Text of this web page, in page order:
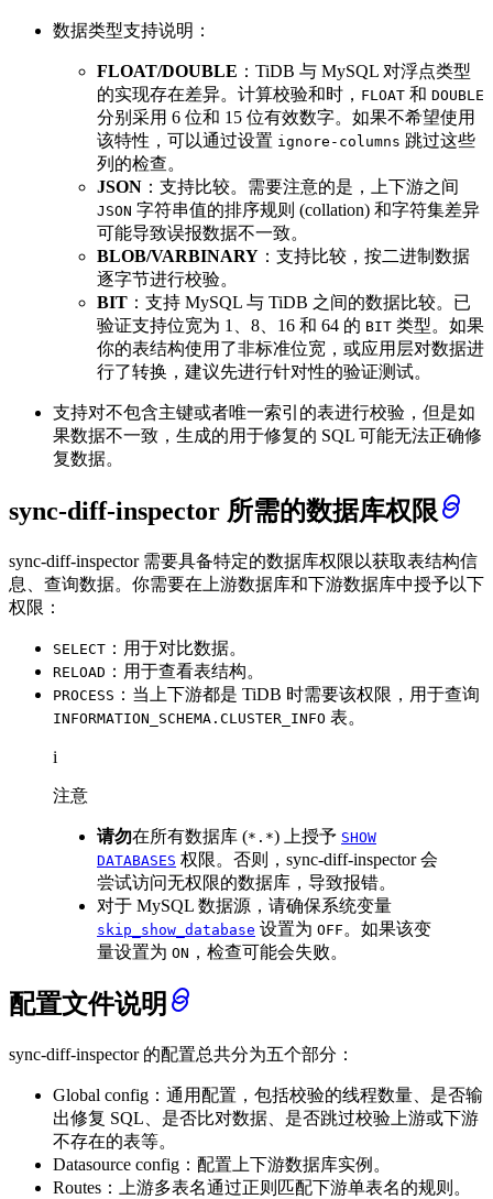
数据类型支持说明：
FLOAT/DOUBLE ：TiDB 与 MySQL 对浮点类型
的实现存在差异。计算校验和时， FLOAT 和 DOUBLE
分别采用 6 位和 15 位有效数字。如果不希望使用
该特性，可以通过设置 ignore-columns 跳过这些
列的检查。
JSON ：支持比较。需要注意的是，上下游之间
JSON 字符串值的排序规则 (collation) 和字符集差异
可能导致误报数据不一致。
BLOB/VARBINARY ：支持比较，按二进制数据
逐字节进行校验。
BIT ：支持 MySQL 与 TiDB 之间的数据比较。已
验证支持位宽为 1、8、16 和 64 的 BIT 类型。如果
你的表结构使用了非标准位宽，或应用层对数据进
行了转换，建议先进行针对性的验证测试。
支持对不包含主键或者唯一索引的表进行校验，但是如
果数据不一致，生成的用于修复的 SQL 可能无法正确修
复数据。
sync-diff-inspector 所需的数据库权限
sync-diff-inspector 需要具备特定的数据库权限以获取表结构信
息、查询数据。你需要在上游数据库和下游数据库中授予以下
权限：
SELECT ：用于对比数据。
RELOAD ：用于查看表结构。
PROCESS ：当上下游都是 TiDB 时需要该权限，用于查询
INFORMATION_SCHEMA.CLUSTER_INFO 表。
i
注意
请勿在所有数据库 (*.*) 上授予 SHOW
DATABASES 权限。否则，sync-diff-inspector 会
尝试访问无权限的数据库，导致报错。
对于 MySQL 数据源，请确保系统变量
skip_show_database 设置为 OFF 。如果该变
量设置为 ON ，检查可能会失败。
配置文件说明
sync-diff-inspector 的配置总共分为五个部分：
Global config：通用配置，包括校验的线程数量、是否输
出修复 SQL、是否比对数据、是否跳过校验上游或下游
不存在的表等。
Datasource config：配置上下游数据库实例。
Routes：上游多表名通过正则匹配下游单表名的规则。